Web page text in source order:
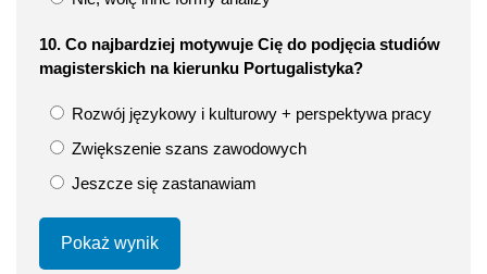
10. Co najbardziej motywuje Cię do podjęcia studiów
magisterskich na kierunku Portugalistyka?
Rozwój językowy i kulturowy + perspektywa pracy
Zwiększenie szans zawodowych
Jeszcze się zastanawiam
Pokaż wynik